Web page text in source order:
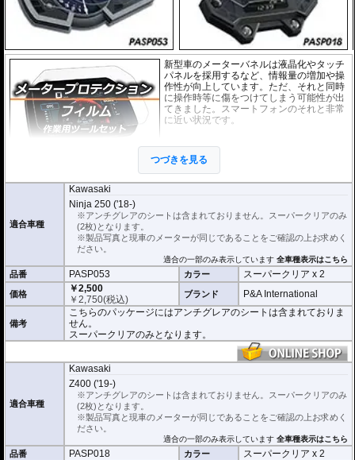
新型車のメーターバネルは液晶化やタッチ
パネルを採用するなど、情報量の増加や操
作性が向上しています。ただ、それと同時
に操作時等に傷をつけてしまう可能性が出
てきました。スマートフォンのそれと非常
に近い状況です。
ムは不要な傷や汚れからメーターパネルを
保護します。
リアのフィルムが入っています。
スーパークリア : 耐摩耗性が非常に高く、透明性の高いフィルム。貼り付けて
しまうとメーターになじみ、フィルムの存在がほとんどわからなくなります。
取付キット付属 :取り付けに便利なクリーニングクロス、細かい埃も除去する
粘着シート、気泡の混入を防ぎ、きれいに仕上げるスキージがセットになって
またこのフィルムは多少の気泡なら数時間から２日ほどで自然に気泡が消える
優れもの。満足のいく取付が容易になりました。
シリコーン系粘着材を採用し、メーターを痛めることがありません。フィルム
を剥がせば、元通りの状態になります。
つづきを見る
適合車種
Kawasaki
Ninja 250 ('18-)
※アンチグレアのシートは含まれておりません。スーパークリアのみ
(2枚)となります。
※製品写真と現車のメーターが同じであることをご確認の上お求めく
ださい。
適合の一部のみ表示しています全車種表示はこちら
品番 PASP053 カラー スーパークリア x 2
価格
￥2,500
￥2,750(税込) ブランド P&A International
備考
こちらのパッケージにはアンチグレアのシートは含まれておりま
せん。
スーパークリアのみとなります。
適合車種
Kawasaki
Z400 ('19-)
※アンチグレアのシートは含まれておりません。スーパークリアのみ
(2枚)となります。
※製品写真と現車のメーターが同じであることをご確認の上お求めく
ださい。
適合の一部のみ表示しています全車種表示はこちら
品番 PASP018 カラー スーパークリア x 2